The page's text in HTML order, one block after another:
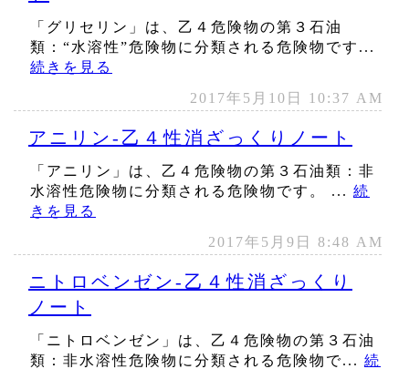
「グリセリン」は、乙４危険物の第３石油
類：“水溶性”危険物に分類される危険物です...
続きを見る
2017年5月10日 10:37 AM
アニリン‐乙４性消ざっくりノート
「アニリン」は、乙４危険物の第３石油類：非
水溶性危険物に分類される危険物です。 ... 続
きを見る
2017年5月9日 8:48 AM
ニトロベンゼン‐乙４性消ざっくり
ノート
「ニトロベンゼン」は、乙４危険物の第３石油
類：非水溶性危険物に分類される危険物で... 続